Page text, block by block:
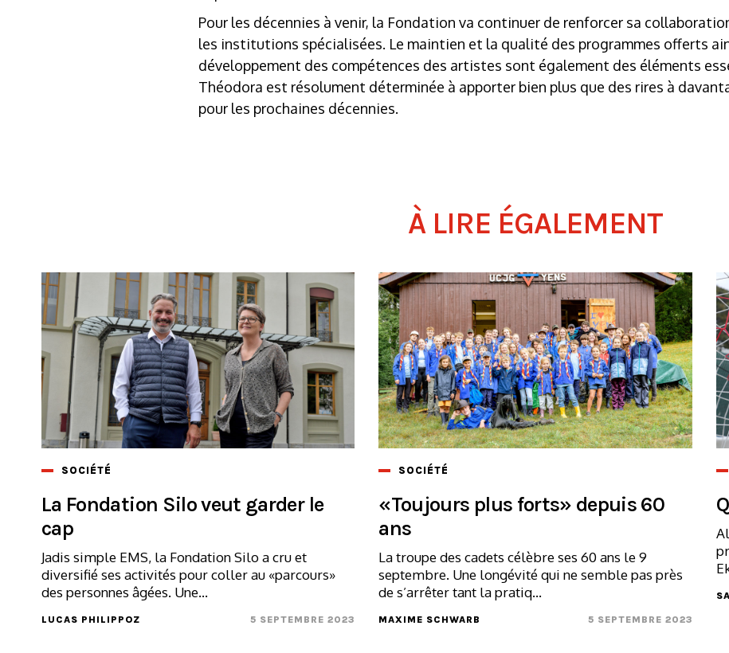
Pour les décennies à venir, la Fondation va continuer de renforcer sa
les institutions spécialisées. Le maintien et la qualité des programmes offerts
développement des compétences des artistes sont également des éléments
Théodora est résolument déterminée à apporter bien plus que des rires à
pour les prochaines décennies.
À LIRE ÉGALEMENT
SOCIÉTÉ
La Fondation Silo veut garder le
cap
Jadis simple EMS, la Fondation Silo a cru et
diversifié ses activités pour coller au «parcours»
des personnes âgées. Une...
LUCAS PHILIPPOZ 5 SEPTEMBRE 2023
SOCIÉTÉ
«Toujours plus forts» depuis 60
ans
La troupe des cadets célèbre ses 60 ans le 9
septembre. Une longévité qui ne semble pas près
de s’arrêter tant la pratiq...
MAXIME SCHWARB 5 SEPTEMBRE 2023